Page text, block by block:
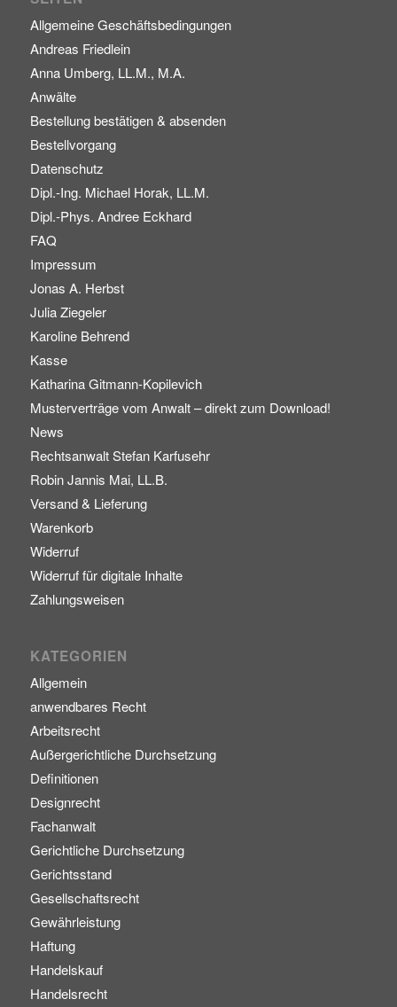
Allgemeine Geschäftsbedingungen
Andreas Friedlein
Anna Umberg, LL.M., M.A.
Anwälte
Bestellung bestätigen & absenden
Bestellvorgang
Datenschutz
Dipl.-Ing. Michael Horak, LL.M.
Dipl.-Phys. Andree Eckhard
FAQ
Impressum
Jonas A. Herbst
Julia Ziegeler
Karoline Behrend
Kasse
Katharina Gitmann-Kopilevich
Musterverträge vom Anwalt – direkt zum Download!
News
Rechtsanwalt Stefan Karfusehr
Robin Jannis Mai, LL.B.
Versand & Lieferung
Warenkorb
Widerruf
Widerruf für digitale Inhalte
Zahlungsweisen
KATEGORIEN
Allgemein
anwendbares Recht
Arbeitsrecht
Außergerichtliche Durchsetzung
Definitionen
Designrecht
Fachanwalt
Gerichtliche Durchsetzung
Gerichtsstand
Gesellschaftsrecht
Gewährleistung
Haftung
Handelskauf
Handelsrecht